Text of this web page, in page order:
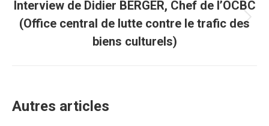
Article
suivant
Interview de Didier BERGER, Chef de l’OCBC
(Office central de lutte contre le trafic des
biens culturels)
Autres articles